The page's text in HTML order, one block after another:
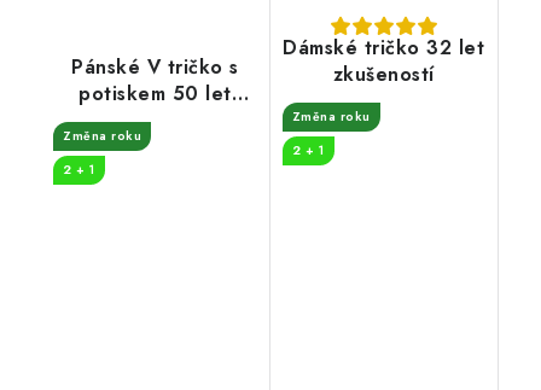
Pánské V tričko s
potiskem 50 let
legenda fotbal
Změna roku
2 + 1
Dámské tričko 32 let
zkušeností
Změna roku
2 + 1